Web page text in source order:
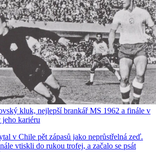
kluk, nejlepší brankář MS 1962 a finále v
jeho kariéru
v Chile pět zápasů jako neprůstřelná zeď.
vtiskli do rukou trofej, a začalo se psát